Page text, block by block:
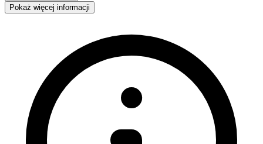
Pokaż więcej informacji